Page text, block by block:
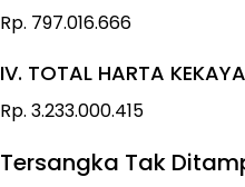
Rp. 797.016.666
IV. TOTAL HARTA
Rp. 3.233.000.415
Tersangka Tak